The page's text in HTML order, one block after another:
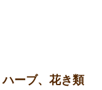
ハーブ、花き類